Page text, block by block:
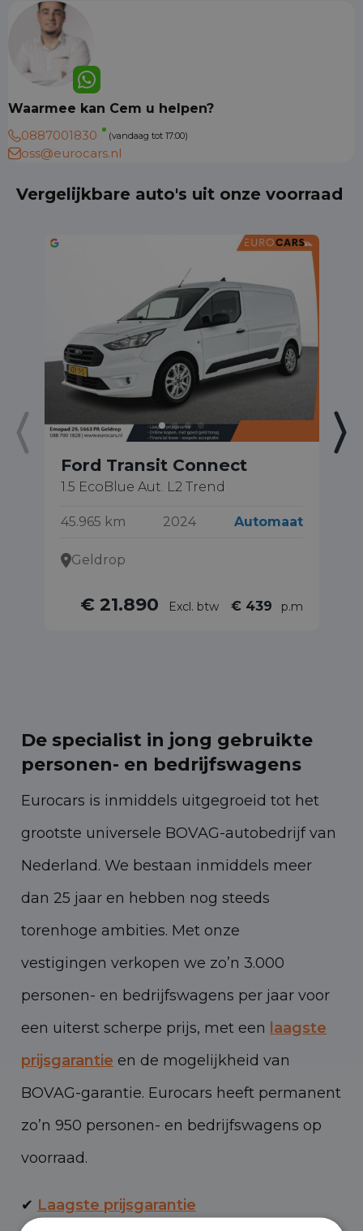
Waarmee kan Cem u helpen?
0887001830
(vandaag tot 17:00)
oss@eurocars.nl
Vergelijkbare auto's uit onze voorraad
Ford Transit Connect
1.5 EcoBlue Aut. L2 Trend
45.965 km 2024 Automaat
Geldrop
€ 21.890 Excl. btw € 439 p.m
De specialist in jong gebruikte
personen- en bedrijfswagens
Eurocars is inmiddels uitgegroeid tot het
grootste universele BOVAG-autobedrijf van
Nederland. We bestaan inmiddels meer
dan 25 jaar en hebben nog steeds
torenhoge ambities. Met onze
vestigingen verkopen we zo’n 3.000
personen- en bedrijfswagens per jaar voor
een uiterst scherpe prijs, met een laagste
prijsgarantie en de mogelijkheid van
BOVAG-garantie. Eurocars heeft permanent
zo’n 950 personen- en bedrijfswagens op
voorraad.
✔ Laagste prijsgarantie